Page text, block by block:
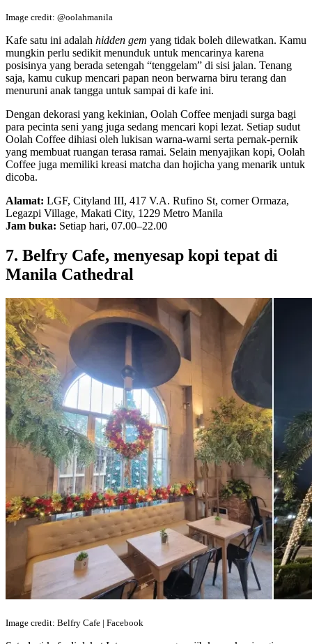
Image credit: @oolahmanila
Kafe satu ini adalah hidden gem yang tidak boleh dilewatkan. Kamu
mungkin perlu sedikit menunduk untuk mencarinya karena
posisinya yang berada setengah “tenggelam” di sisi jalan. Tenang
saja, kamu cukup mencari papan neon berwarna biru terang dan
menuruni anak tangga untuk sampai di kafe ini.
Dengan dekorasi yang kekinian, Oolah Coffee menjadi surga bagi
para pecinta seni yang juga sedang mencari kopi lezat. Setiap sudut
Oolah Coffee dihiasi oleh lukisan warna-warni serta pernak-pernik
yang membuat ruangan terasa ramai. Selain menyajikan kopi, Oolah
Coffee juga memiliki kreasi matcha dan hojicha yang menarik untuk
dicoba.
Alamat: LGF, Cityland III, 417 V.A. Rufino St, corner Ormaza,
Legazpi Village, Makati City, 1229 Metro Manila
Jam buka: Setiap hari, 07.00–22.00
7. Belfry Cafe, menyesap kopi tepat di
Manila Cathedral
Image credit: Belfry Cafe | Facebook